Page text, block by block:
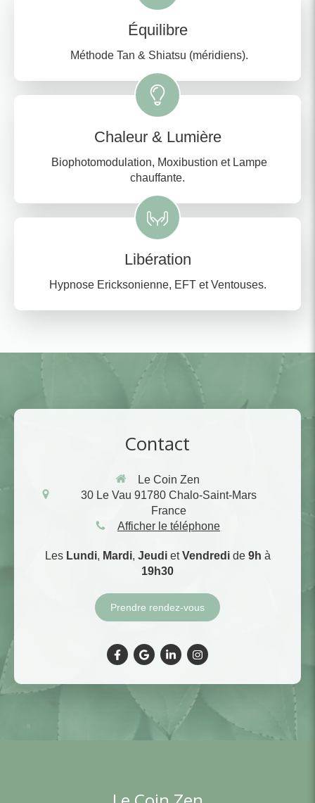
Équilibre
Méthode Tan & Shiatsu (méridiens).
Chaleur & Lumière
Biophotomodulation, Moxibustion et Lampe
chauffante.
Libération
Hypnose Ericksonienne, EFT et Ventouses.
Contact
Le Coin Zen
30 Le Vau 91780 Chalo-Saint-Mars
France
Afficher le téléphone
Les Lundi, Mardi, JeudietVendredide 9h à
19h30
Prendre rendez-vous